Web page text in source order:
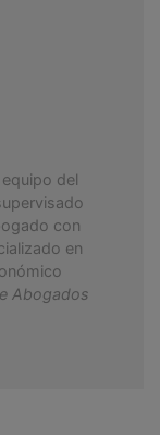
del
con
en
Abogados